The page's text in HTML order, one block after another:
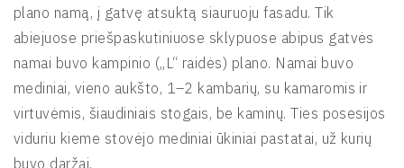
plano namą, į gatvę atsuktą siauruoju fasadu. Tik
abiejuose priešpaskutiniuose sklypuose abipus gatvės
namai buvo kampinio („L“ raidės) plano. Namai buvo
mediniai, vieno aukšto, 1–2 kambarių, su kamaromis ir
virtuvėmis, šiaudiniais stogais, be kaminų. Ties posesijos
viduriu kieme stovėjo mediniai ūkiniai pastatai, už kurių
buvo daržai.